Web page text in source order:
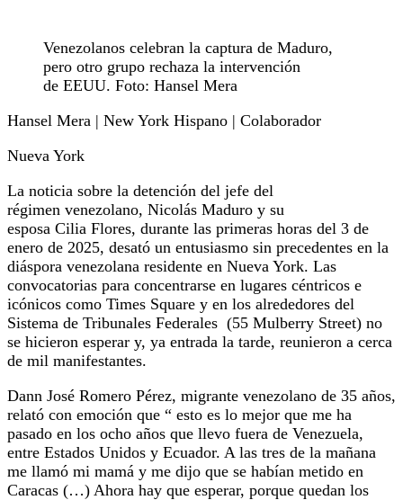
Venezolanos celebran la captura de Maduro,
pero otro grupo rechaza la intervención
de EEUU. Foto: Hansel Mera
Hansel Mera | New York Hispano | Colaborador
Nueva York
La noticia sobre la detención del jefe del
régimen venezolano, Nicolás Maduro y su
esposa Cilia Flores, durante las primeras horas del 3 de
enero de 2025, desató un entusiasmo sin precedentes en la
diáspora venezolana residente en Nueva York. Las
convocatorias para concentrarse en lugares céntricos e
icónicos como Times Square y en los alrededores del
Sistema de Tribunales Federales (55 Mulberry Street) no
se hicieron esperar y, ya entrada la tarde, reunieron a cerca
de mil manifestantes.
Dann José Romero Pérez, migrante venezolano de 35 años,
relató con emoción que “ esto es lo mejor que me ha
pasado en los ocho años que llevo fuera de Venezuela,
entre Estados Unidos y Ecuador. A las tres de la mañana
me llamó mi mamá y me dijo que se habían metido en
Caracas (…) Ahora hay que esperar, porque quedan los